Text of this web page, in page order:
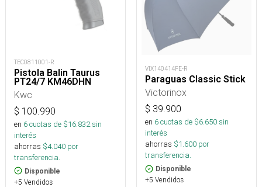
TEC0811001-R
Pistola Balin Taurus
PT24/7 KM46DHN
Kwc
$ 100.990
en 6cuotas de $16.832sin
interés
ahorras $4.040 por
transferencia.
Disponible
+5 Vendidos
VIX140414FE-R
Paraguas Classic Stick
Victorinox
$ 39.900
en 6cuotas de $6.650sin
interés
ahorras $1.600 por
transferencia.
Disponible
+5 Vendidos